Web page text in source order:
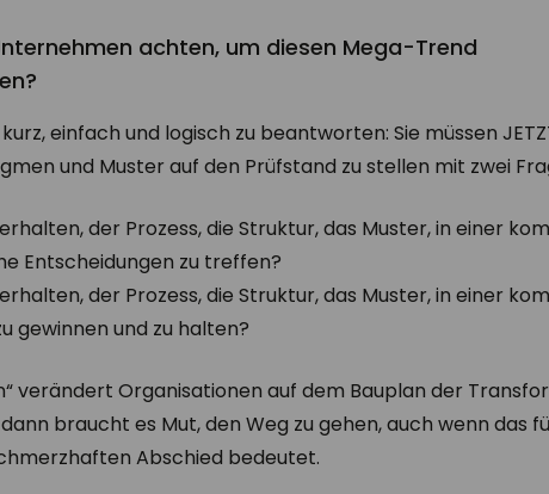
achten, um diesen Mega-Trend
einfach und logisch zu beantworten: Sie müssen
und Muster auf den Prüfstand zu stellen mit zwei
der Prozess, die Struktur, das Muster, in einer
Entscheidungen zu treffen?
der Prozess, die Struktur, das Muster, in einer
gewinnen und zu halten?
verändert Organisationen auf dem Bauplan der
braucht es Mut, den Weg zu gehen, auch wenn das
Abschied bedeutet.